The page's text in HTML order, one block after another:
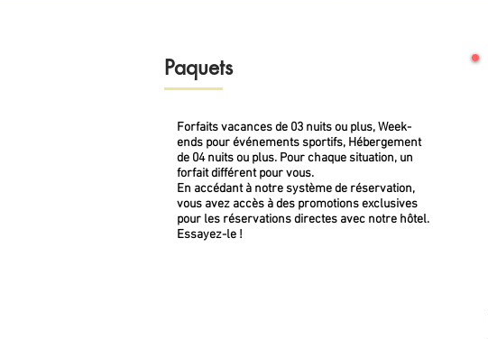
Paquets
Forfaits vacances de 03 nuits ou plus, Week-
ends pour événements sportifs, Hébergement
de 04 nuits ou plus. Pour chaque situation, un
forfait différent pour vous.
En accédant à notre système de réservation,
vous avez accès à des promotions exclusives
pour les réservations directes avec notre hôtel.
Essayez-le !